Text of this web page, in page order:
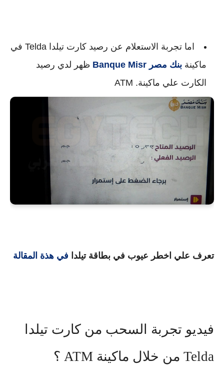
اما تجربة الاستعلام عن رصيد كارت تيلدا Telda في
ماكينة بنك مصر Banque Misr ظهر لدي رصيد
الكارت علي ماكينة. ATM
تعرف علي اخطر عيوب في بطاقة تيلدا في هذة المقالة
فيديو تجربة السحب من كارت تيلدا
Telda من خلال ماكينة ATM ؟